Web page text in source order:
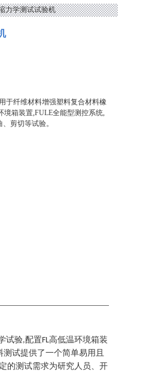
力学测试试验机
于纤维材料增强塑料复合材料橡
境箱装置,FULE全能型测控系统,
剪切等试验。
试验,配置FL高低温环境箱装
测试提供了一个简单易用且
的测试需求为研究人员、开